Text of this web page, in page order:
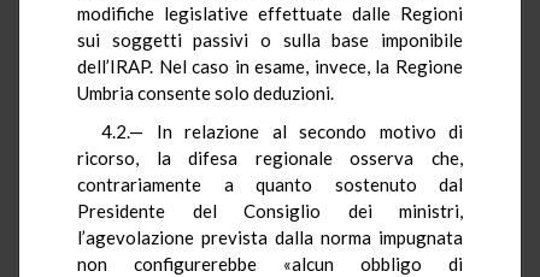
modifiche legislative effettuate dalle Regioni
sui soggetti passivi o sulla base imponibile
dell’IRAP. Nel caso in esame, invece, la Regione
Umbria consente solo deduzioni.
4.2.— In relazione al secondo motivo di
ricorso, la difesa regionale osserva che,
contrariamente a quanto sostenuto dal
Presidente del Consiglio dei ministri,
l’agevolazione prevista dalla norma impugnata
non configurerebbe «alcun obbligo di